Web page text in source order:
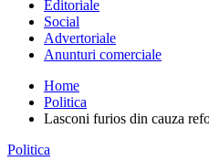
Editoriale
Social
Advertoriale
Anunturi comerciale
Home
Politica
Lasconi furios din cauza
Politica